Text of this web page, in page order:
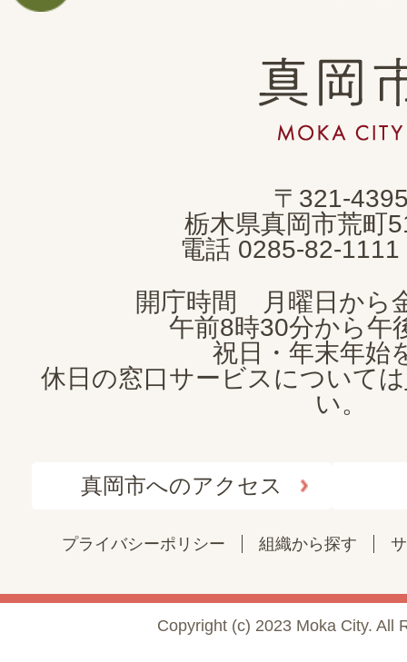
真
岡
市
CITY
〒321-
栃木県真岡市荒町
電話 0285-82-1111
開庁時間 月曜日から
午前8時30分から午
祝日・年末年始
休日の窓口サービスについては
い。
真岡市へのアクセス
プライバシーポリシー 組織から探す
Copyright (c) 2023 Moka City. All